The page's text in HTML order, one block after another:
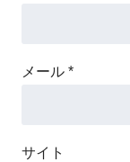
メール *
サイト